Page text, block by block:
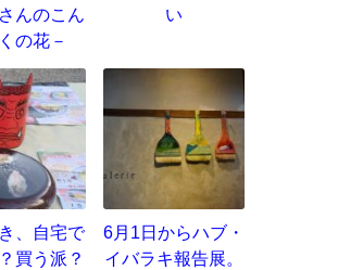
んのこん
の花－
い
、自宅で
買う派？
6月1日からハブ・
イバラキ報告展。